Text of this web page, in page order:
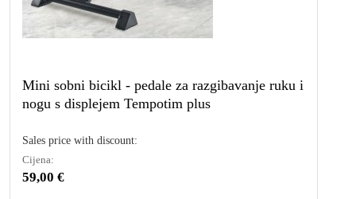
Mini sobni bicikl - pedale za razgibavanje ruku i
nogu s displejem Tempotim plus
Sales price with discount:
Cijena:
59,00 €